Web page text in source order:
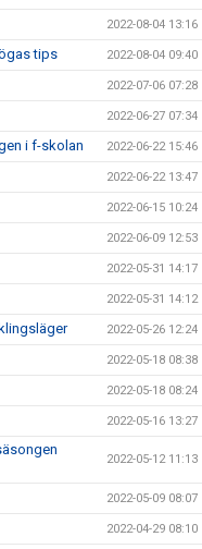
2022-08-04 13:16
tips 2022-08-04 09:40
2022-07-06 07:28
2022-06-27 07:34
i f-skolan 2022-06-22 15:46
2022-06-22 13:47
2022-06-15 10:24
2022-06-09 12:53
2022-05-31 14:17
2022-05-31 14:12
2022-05-26 12:24
2022-05-18 08:38
2022-05-18 08:24
2022-05-16 13:27
2022-05-12 11:13
2022-05-09 08:07
2022-04-29 08:10